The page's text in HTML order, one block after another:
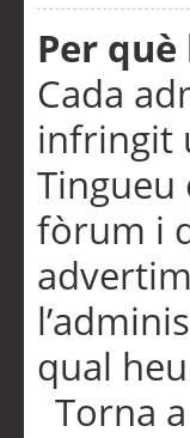
Per
Cada
infringit
Tingueu
fòrum i
qual
Torna